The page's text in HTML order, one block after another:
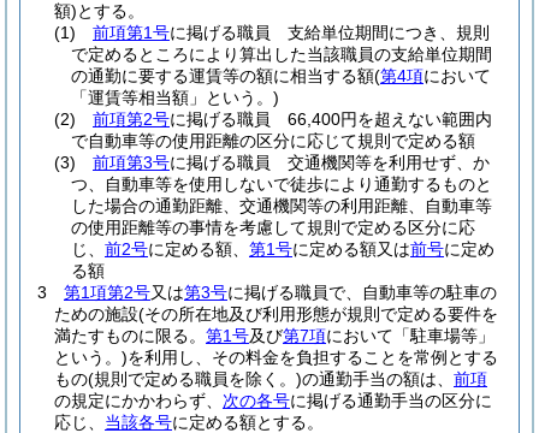
額)とする。
(1)
前項第1号に掲げる職員 支給単位期間につき、規則
で定めるところにより算出した当該職員の支給単位期間
の通勤に要する運賃等の額に相当する額(第4項において
「運賃等相当額」という。)
(2)
前項第2号に掲げる職員 66,400円を超えない範囲内
で自動車等の使用距離の区分に応じて規則で定める額
(3)
前項第3号に掲げる職員 交通機関等を利用せず、か
つ、自動車等を使用しないで徒歩により通勤するものと
した場合の通勤距離、交通機関等の利用距離、自動車等
の使用距離等の事情を考慮して規則で定める区分に応
じ、 前2号に定める額、 第1号に定める額又は前号に定め
る額
3
第1項第2号又は第3号に掲げる職員で、自動車等の駐車の
ための施設(その所在地及び利用形態が規則で定める要件を
満たすものに限る。 第1号及び第7項において「駐車場等」
という。)を利用し、その料金を負担することを常例とする
もの(規則で定める職員を除く。)の通勤手当の額は、 前項
の規定にかかわらず、 次の各号に掲げる通勤手当の区分に
応じ、 当該各号に定める額とする。